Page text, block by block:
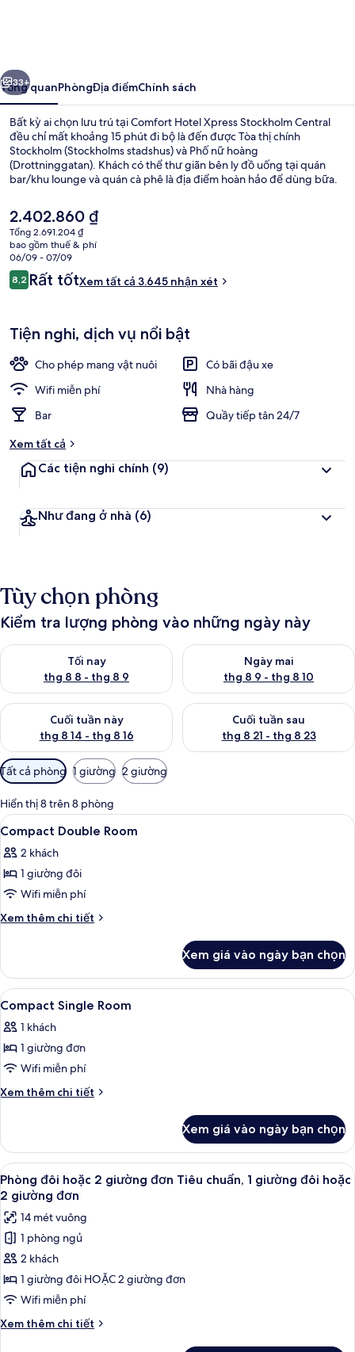
Central
Tiếp
33+
Tổng quanPhòngĐịa điểmChính sách
Bất kỳ ai chọn lưu trú tại Comfort Hotel Xpress Stockholm Central
đều chỉ mất khoảng 15 phút đi bộ là đến được Tòa thị chính
Stockholm (Stockholms stadshus) và Phố nữ hoàng
(Drottninggatan). Khách có thể thư giãn bên ly đồ uống tại quán
bar/khu lounge và quán cà phê là địa điểm hoàn hảo để dùng bữa.
cách nơi đây 5 phút đi xe. Khách du lịch thích khoảng cách thuận
tiện giữa nơi lưu trú và trạm giao thông công cộng, như cách Ga T-
Bana Central 2 phút và cách Ga T-Bana Hotorget 7 phút đi bộ.
Giá
hiện
tại
là
2.402.860 ₫
2.402.860 ₫
Tổng 2.691.204 ₫
bao gồm thuế & phí
06/09 - 07/09
Nhận
xét
8,28,2 trên 10,
Rất tốtXem tất cả 3.645 nhận xét
Tiện nghi, dịch vụ nổi bật
Cho phép mang vật nuôi
Có bãi đậu xe
Wifi miễn phí
Nhà hàng
Bar
Quầy tiếp tân 24/7
Xem tất cả
Các tiện nghi chính (9)
Như đang ở nhà (6)
Tùy chọn phòng
Kiểm tra lượng phòng vào những ngày này
Tối nay
thg 8 8 - thg 8 9
Kiểm tra lượng phòng tối nay từ thg 8 8 - thg 8 9
Ngày mai
thg 8 9 - thg 8 10
Kiểm tra lượng phòng ngày
Cuối tuần này
thg 8 14 - thg 8 16
Kiểm tra lượng phòng cuối tuần này từ thg 8 14 - thg 8 16
Cuối tuần sau
thg 8 21 - thg 8 23
Kiểm tra lượng phòng cuối
Bộ
lọc
có
thể
dùng
để
lọc
tìm
phòng
Tất cả phòng 1 giường 2 giường
Hiển thị 8 trên 8 phòng
Xem
tất
cả
ảnh
Compact
Double
Màn/rèm cản sáng, truy cập
4
Compact Double Room
2 khách
1 giường đôi
Wifi miễn phí
Xem thêm chi tiết
Chi
Compact
Double
Room
Xem giá vào ngày bạn chọn
Xem
tất
cả
ảnh
Compact
Single
Màn/rèm cản sáng, truy cập
1
Compact Single Room
1 khách
1 giường đơn
Wifi miễn phí
Xem thêm chi tiết
Chi
Compact
Single
Room
Xem giá vào ngày bạn chọn
Xem
tất
cả
ảnh
Phòng
đôi
hoặc
2
giường
đơn
Màn/rèm cản sáng, truy cập
6
Phòng đôi hoặc 2 giường đơn Tiêu chuẩn, 1 giường đôi hoặc
2 giường đơn
14 mét vuông
1 phòng ngủ
2 khách
1 giường đôi HOẶC 2 giường đơn
Wifi miễn phí
Xem thêm chi tiết
Chi